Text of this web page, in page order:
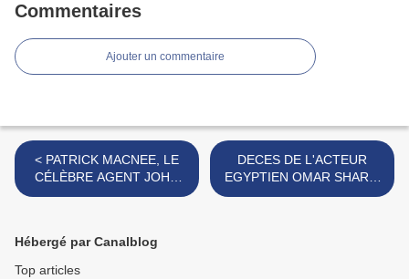
Commentaires
Ajouter un commentaire
< PATRICK MACNEE, LE
CÉLÈBRE AGENT JOHN
STEED DANS CHAPEAU
DECES DE L'ACTEUR
EGYPTIEN OMAR SHARIF
>
Hébergé par Canalblog
Top articles